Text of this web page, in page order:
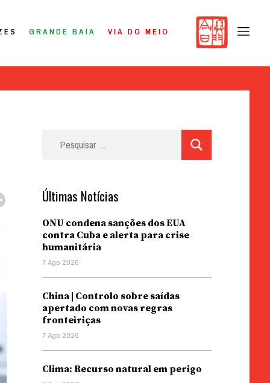
GRANDE BAÍA VIA DO MEIO
Últimas Notícias
ONU condena sanções dos EUA
contra Cuba e alerta para crise
humanitária
7 Ago 2026
China | Controlo sobre saídas
apertado com novas regras
fronteiriças
7 Ago 2026
Clima: Recurso natural em perigo